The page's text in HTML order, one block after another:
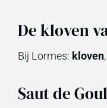
De kloven
Bij Lormes: kloven,
Saut de